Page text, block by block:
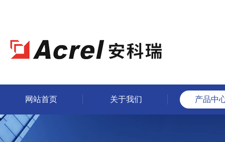
网站首页 关于我们 产品中